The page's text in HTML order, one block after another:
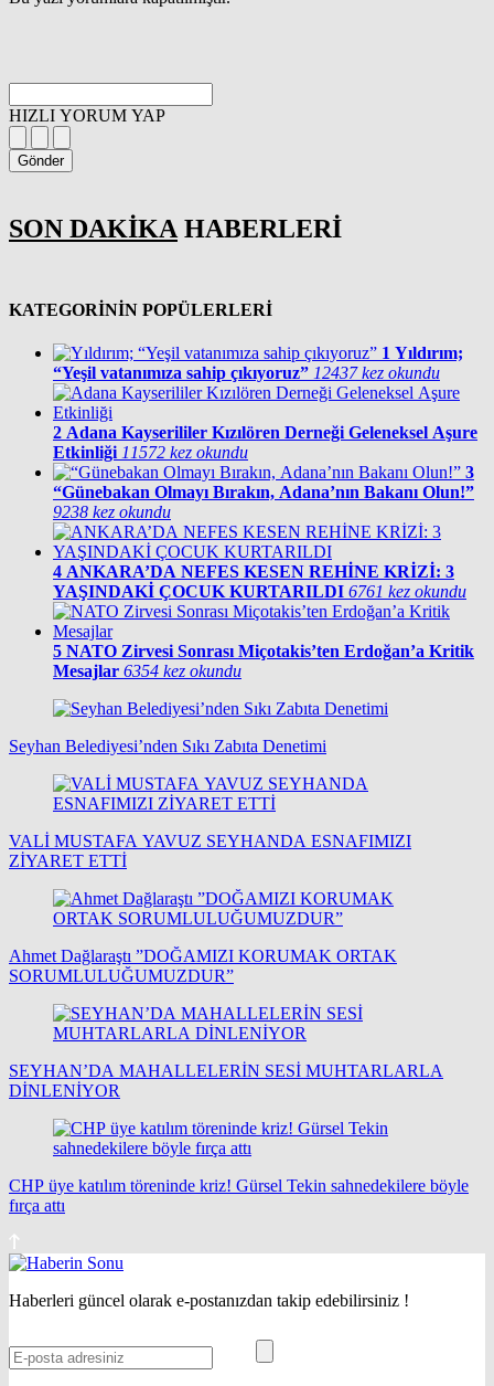
HIZLI YORUM YAP
Gönder
SON DAKİKA HABERLERİ
KATEGORİNİN POPÜLERLERİ
1 Yıldırım;
“Yeşil vatanımıza sahip çıkıyoruz” 12437 kez okundu
2 Adana Kayserililer Kızılören Derneği Geleneksel Aşure
Etkinliği 11572 kez okundu
3
“Günebakan Olmayı Bırakın, Adana’nın Bakanı Olun!”
9238 kez okundu
4 ANKARA’DA NEFES KESEN REHİNE KRİZİ: 3
YAŞINDAKİ ÇOCUK KURTARILDI 6761 kez okundu
5 NATO Zirvesi Sonrası Miçotakis’ten Erdoğan’a Kritik
Mesajlar 6354 kez okundu
Seyhan Belediyesi’nden Sıkı Zabıta Denetimi
VALİ MUSTAFA YAVUZ SEYHANDA ESNAFIMIZI
ZİYARET ETTİ
Ahmet Dağlaraştı ”DOĞAMIZI KORUMAK ORTAK
SORUMLULUĞUMUZDUR”
SEYHAN’DA MAHALLELERİN SESİ MUHTARLARLA
DİNLENİYOR
CHP üye katılım töreninde kriz! Gürsel Tekin sahnedekilere böyle
fırça attı
Haberleri güncel olarak e-postanızdan takip edebilirsiniz !